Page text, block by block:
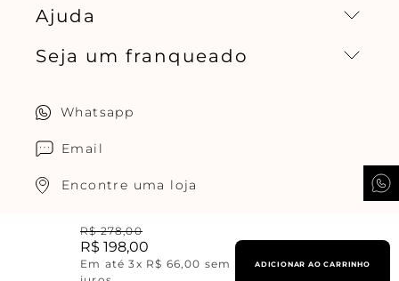
R$ 278,00
R$ 198,00
Em até3x R$ 66,00 sem
ADICIONAR AO CARRINHO
Missão, visão e valores
Ajuda
Central de relacionamento
Seja um franqueado
Whatsapp
Email
Encontre uma loja
Troque fácil
Trabalhe conosco